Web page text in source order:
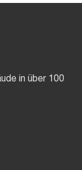
in über 100